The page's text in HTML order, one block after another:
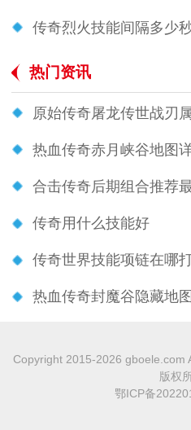
传奇烈火技能间隔多少
热门资讯
原始传奇屠龙传世战刃
热血传奇赤月峡谷地图
合击传奇后期组合推荐
传奇用什么技能好
传奇世界技能项链在哪
热血传奇封魔谷隐藏地
Copyright 2015-2026 gboele.com
版权
鄂ICP备